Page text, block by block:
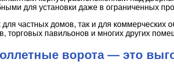
для установки даже в ограниченных
частных домов, так и для коммерческих
торговых павильонов и многих других
ворота — это